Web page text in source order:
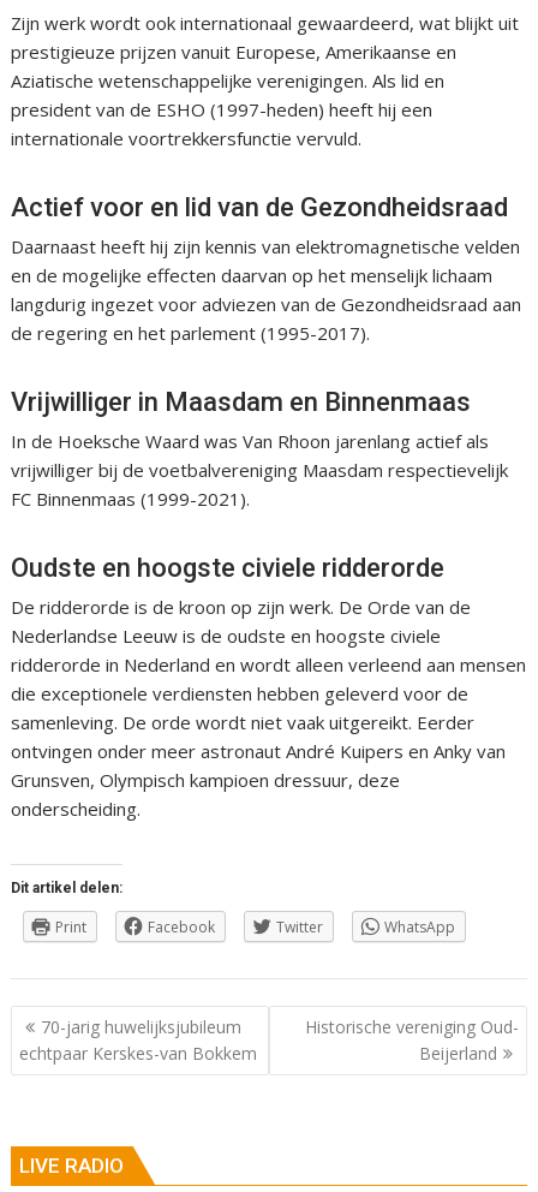
Zijn werk wordt ook internationaal gewaardeerd, wat blijkt uit
prestigieuze prijzen vanuit Europese, Amerikaanse en
Aziatische wetenschappelijke verenigingen. Als lid en
president van de ESHO (1997-heden) heeft hij een
internationale voortrekkersfunctie vervuld.
Actief voor en lid van de Gezondheidsraad
Daarnaast heeft hij zijn kennis van elektromagnetische velden
en de mogelijke effecten daarvan op het menselijk lichaam
langdurig ingezet voor adviezen van de Gezondheidsraad aan
de regering en het parlement (1995-2017).
Vrijwilliger in Maasdam en Binnenmaas
In de Hoeksche Waard was Van Rhoon jarenlang actief als
vrijwilliger bij de voetbalvereniging Maasdam respectievelijk
FC Binnenmaas (1999-2021).
Oudste en hoogste civiele ridderorde
De ridderorde is de kroon op zijn werk. De Orde van de
Nederlandse Leeuw is de oudste en hoogste civiele
ridderorde in Nederland en wordt alleen verleend aan mensen
die exceptionele verdiensten hebben geleverd voor de
samenleving. De orde wordt niet vaak uitgereikt. Eerder
ontvingen onder meer astronaut André Kuipers en Anky van
Grunsven, Olympisch kampioen dressuur, deze
onderscheiding.
Dit artikel delen:
Print Facebook Twitter WhatsApp
Berichtnavigatie
70-jarig huwelijksjubileum
echtpaar Kerskes-van Bokkem
Historische vereniging Oud-
Beijerland
LIVE RADIO